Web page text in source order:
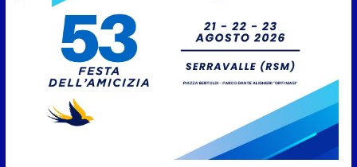
San Marino. “Cena Tramonto &
Live” una serata di
divertimento, arte, buona
cucina e solidarietà, a Faetano.
Con la firma e la regia di
8 Agosto 2026